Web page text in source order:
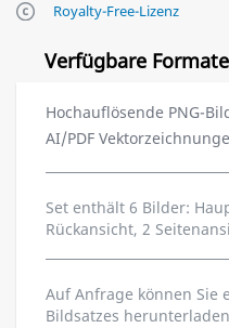
Royalty-Free-Lizenz
Verfügbare Formate
Hochauflösende PNG-
AI/PDF
Set enthält 6 Bilder:
Rückansicht, 2
Auf Anfrage können Sie
Bildsatzes